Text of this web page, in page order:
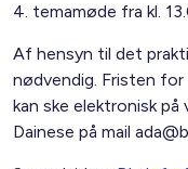
4. temamøde fra kl.
Af hensyn til det
nødvendig. Fristen
kan ske elektronisk
Dainese på mail